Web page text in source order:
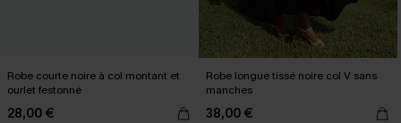
Robe courte noire à col montant et
ourlet festonné
28,00 €
Robe longue tissé noire col V sans
manches
38,00 €